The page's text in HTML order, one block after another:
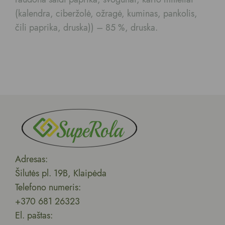
(kalendra, ciberžolė, ožragė, kuminas, pankolis,
čili paprika, druska)) – 85 %, druska.
Adresas:
Šilutės pl. 19B, Klaipėda
Telefono numeris:
+370 681 26323
El. paštas: